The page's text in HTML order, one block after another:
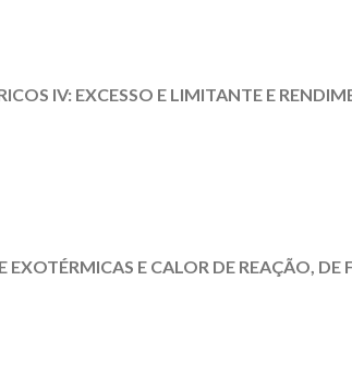
IV: EXCESSO E LIMITANTE E
EXOTÉRMICAS E CALOR DE REAÇÃO,